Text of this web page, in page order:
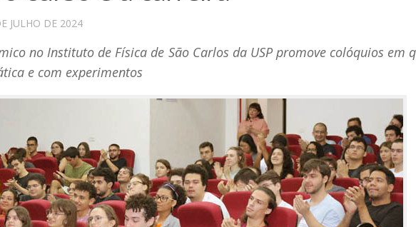
JULHO DE 2024
no Instituto de Física de São Carlos da USP promove colóquios em
e com experimentos